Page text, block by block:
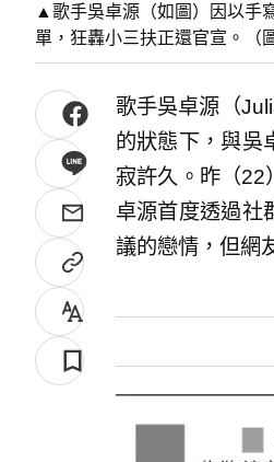
▲歌手吳卓源（如圖）因以手
單，狂轟小三扶正還官宣。（
歌手吳卓源（
的狀態下，與吳
寂許久。昨（22
卓源首度透過社
議的戀情，但網